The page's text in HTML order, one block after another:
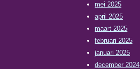
mei 2025
april 2025
maart 2025
februari 2025
januari 2025
december 2024